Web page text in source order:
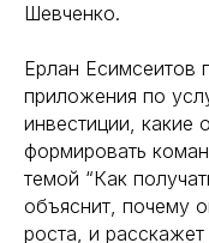
Шевченко.
Ерлан Есимсеитов
приложения по
инвестиции, какие
формировать
темой “Как
объяснит, почему
роста, и